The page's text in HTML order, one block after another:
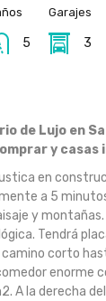
5
Garajes
3
de Lujo en
y
en
a 5
y montañas.
Tendrá
corto
enorme
A la derecha